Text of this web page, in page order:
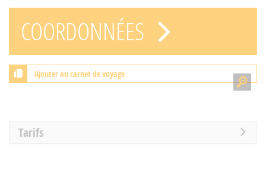
COORDONNÉES
Ajouter au carnet de voyage
Tarifs